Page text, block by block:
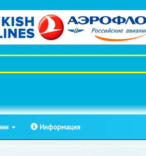
Информация